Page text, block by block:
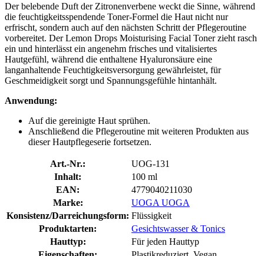
Der belebende Duft der Zitronenverbene weckt die Sinne, während
die feuchtigkeitsspendende Toner-Formel die Haut nicht nur
erfrischt, sondern auch auf den nächsten Schritt der Pflegeroutine
vorbereitet. Der Lemon Drops Moisturising Facial Toner zieht rasch
ein und hinterlässt ein angenehm frisches und vitalisiertes
Hautgefühl, während die enthaltene Hyaluronsäure eine
langanhaltende Feuchtigkeitsversorgung gewährleistet, für
Geschmeidigkeit sorgt und Spannungsgefühle hintanhält.
Anwendung:
Auf die gereinigte Haut sprühen.
Anschließend die Pflegeroutine mit weiteren Produkten aus
dieser Hautpflegeserie fortsetzen.
Art.-Nr.:
UOG-131
Inhalt:
100 ml
EAN:
4779040211030
Marke:
UOGA UOGA
Konsistenz/Darreichungsform: Flüssigkeit
Produktarten:
Gesichtswasser & Tonics
Hauttyp:
Für jeden Hauttyp